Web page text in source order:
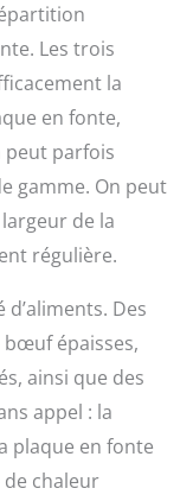
Les trois
la
en fonte,
peut parfois
gamme. On peut
de la
régulière.
d’aliments. Des
bœuf épaisses,
ainsi que des
appel : la
plaque en fonte
chaleur